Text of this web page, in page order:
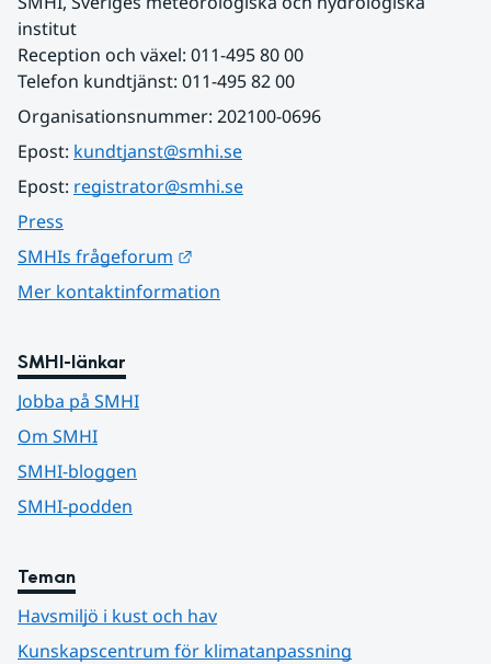
institut
Reception och växel: 011-495 80 00
Telefon kundtjänst: 011-495 82 00
Organisationsnummer: 202100-0696
Epost: kundtjanst@smhi.se
Epost: registrator@smhi.se
Press
SMHIs frågeforum
Mer kontaktinformation
SMHI-länkar
Jobba på SMHI
Om SMHI
SMHI-bloggen
SMHI-podden
Teman
Havsmiljö i kust och hav
Kunskapscentrum för klimatanpassning